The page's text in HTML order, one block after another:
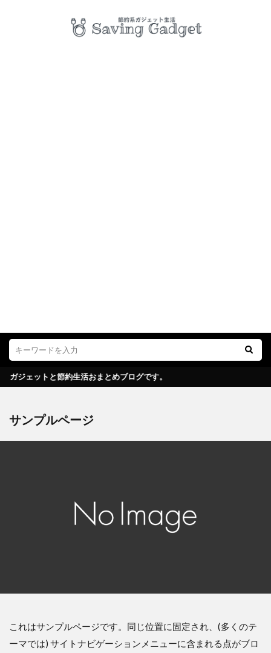
ガジェットと節約生活おまとめブログです。
サンプルページ
これはサンプルページです。同じ位置に固定され、(多くのテ
ーマでは) サイトナビゲーションメニューに含まれる点がブロ